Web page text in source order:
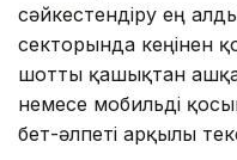
сәйкестендіру ең
секторында кеңінен
шотты қашықтан
немесе мобильді
бет-әлпеті арқылы